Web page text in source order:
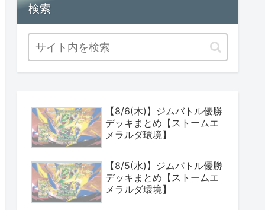
検索
【8/6(木)】ジムバトル優勝
デッキまとめ【ストームエ
メラルダ環境】
【8/5(水)】ジムバトル優勝
デッキまとめ【ストームエ
メラルダ環境】